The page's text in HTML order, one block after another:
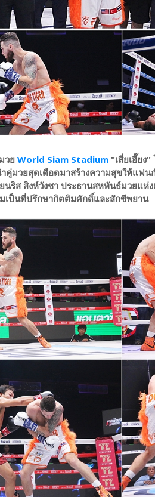
วย World Siam Stadium "เสี่ยเอี๊ยง
คู่มวยสุดเดือดมาสร้างความสุขให้แฟน
นริส สิงห์วังชา ประธานสหพันธ์มวยแห่ง
มเป็นที่ปรึกษากิตติมศักดิ์และสักขีพยาน